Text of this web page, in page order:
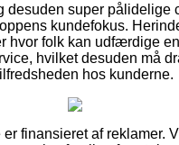
desuden super pålidelige
kundefokus.
hvor folk kan udfærdige
hvilket desuden må
hos kunderne.
finansieret af reklamer.